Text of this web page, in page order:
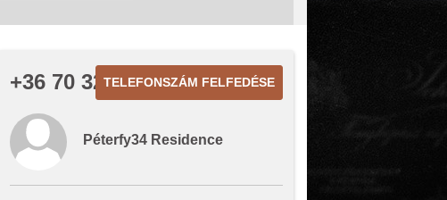
+36 70 320TELEFONSZÁM FELFEDÉSE
Péterfy34 Residence